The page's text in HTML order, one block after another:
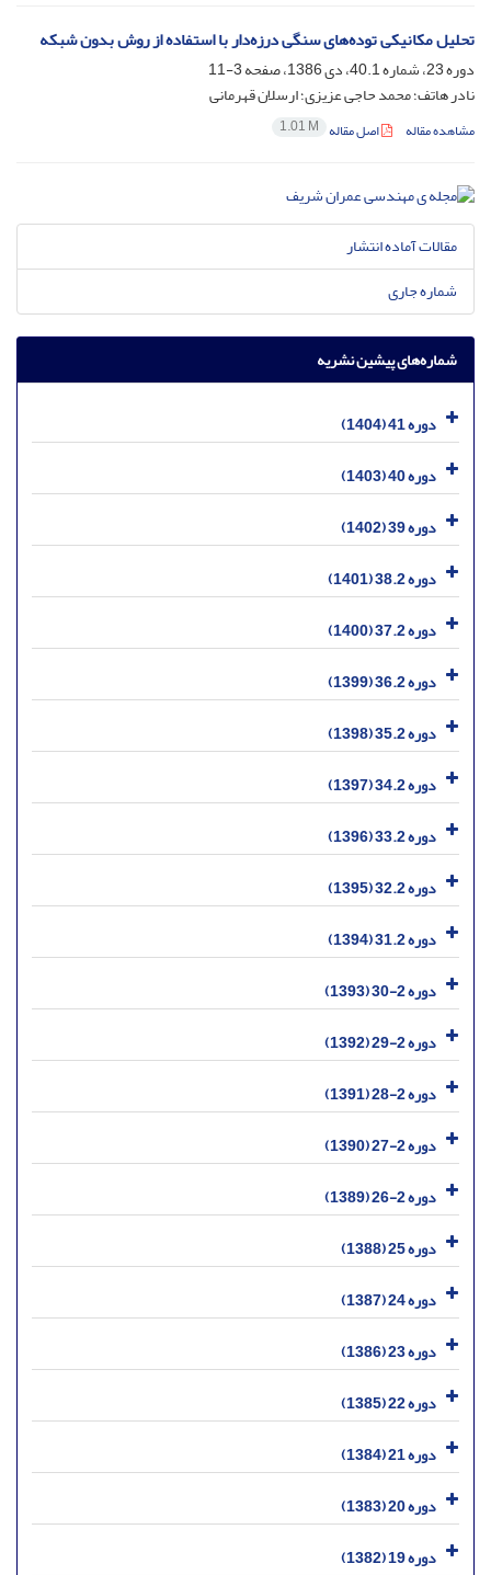
تحلیل مکانیکی توده‌های سنگی درزه‌دار با استفاده از روش بدون شبکه
دوره 23، شماره 40.1، دی 1386، صفحه
3-11
نادر هاتف؛ محمد حاجی عزیزی؛ ارسلان قهرمانی
مشاهده مقاله اصل مقاله 1.01 M
مقالات آماده انتشار
شماره جاری
شماره‌های پیشین نشریه
دوره 41 (1404)
دوره 40 (1403)
دوره 39 (1402)
دوره 38.2 (1401)
دوره 37.2 (1400)
دوره 36.2 (1399)
دوره 35.2 (1398)
دوره 34.2 (1397)
دوره 33.2 (1396)
دوره 32.2 (1395)
دوره 31.2 (1394)
دوره 2-30 (1393)
دوره 2-29 (1392)
دوره 2-28 (1391)
دوره 2-27 (1390)
دوره 2-26 (1389)
دوره 25 (1388)
دوره 24 (1387)
دوره 23 (1386)
دوره 22 (1385)
دوره 21 (1384)
دوره 20 (1383)
دوره 19 (1382)